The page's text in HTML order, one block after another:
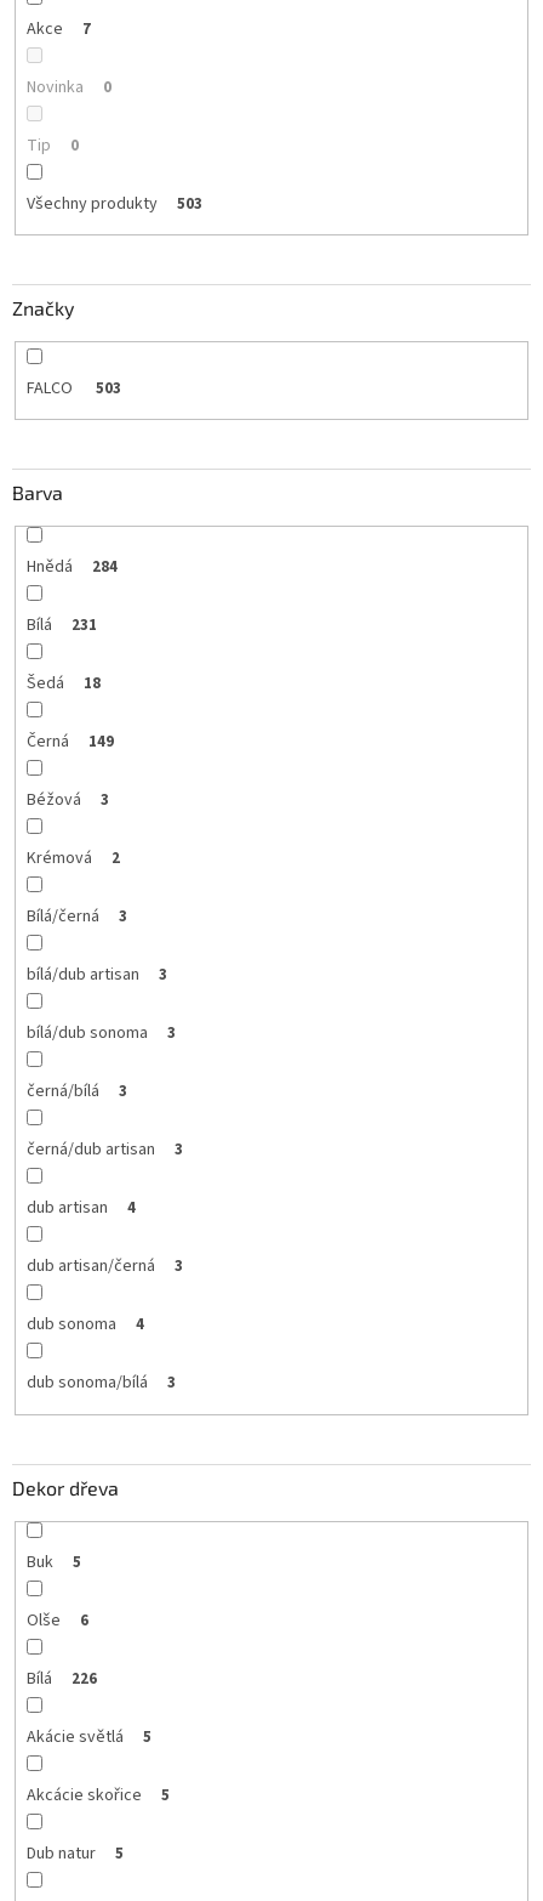
Akce 7
Novinka 0
Tip 0
Všechny produkty 503
Značky
FALCO 503
Barva
Hnědá 284
Bílá 231
Šedá 18
Černá 149
Béžová 3
Krémová 2
Bílá/černá 3
bílá/dub artisan 3
bílá/dub sonoma 3
černá/bílá 3
černá/dub artisan 3
dub artisan 4
dub artisan/černá 3
dub sonoma 4
dub sonoma/bílá 3
Dekor dřeva
Buk 5
Olše 6
Bílá 226
Akácie světlá 5
Akcácie skořice 5
Dub natur 5